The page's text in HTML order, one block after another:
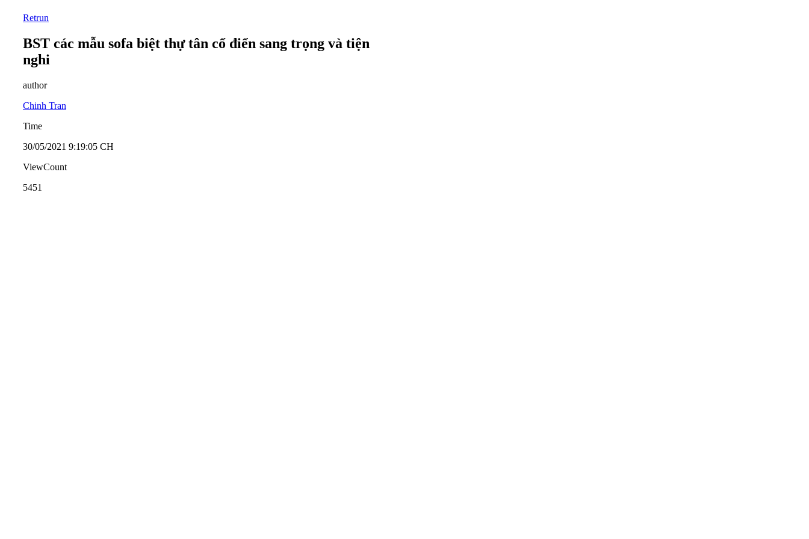
Retrun
BST các mẫu sofa biệt thự tân cổ điển sang trọng và tiện
nghi
author
Chinh Tran
Time
30/05/2021 9:19:05 CH
ViewCount
5451